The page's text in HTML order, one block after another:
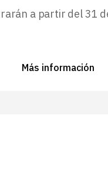
a partir del 31
Más información